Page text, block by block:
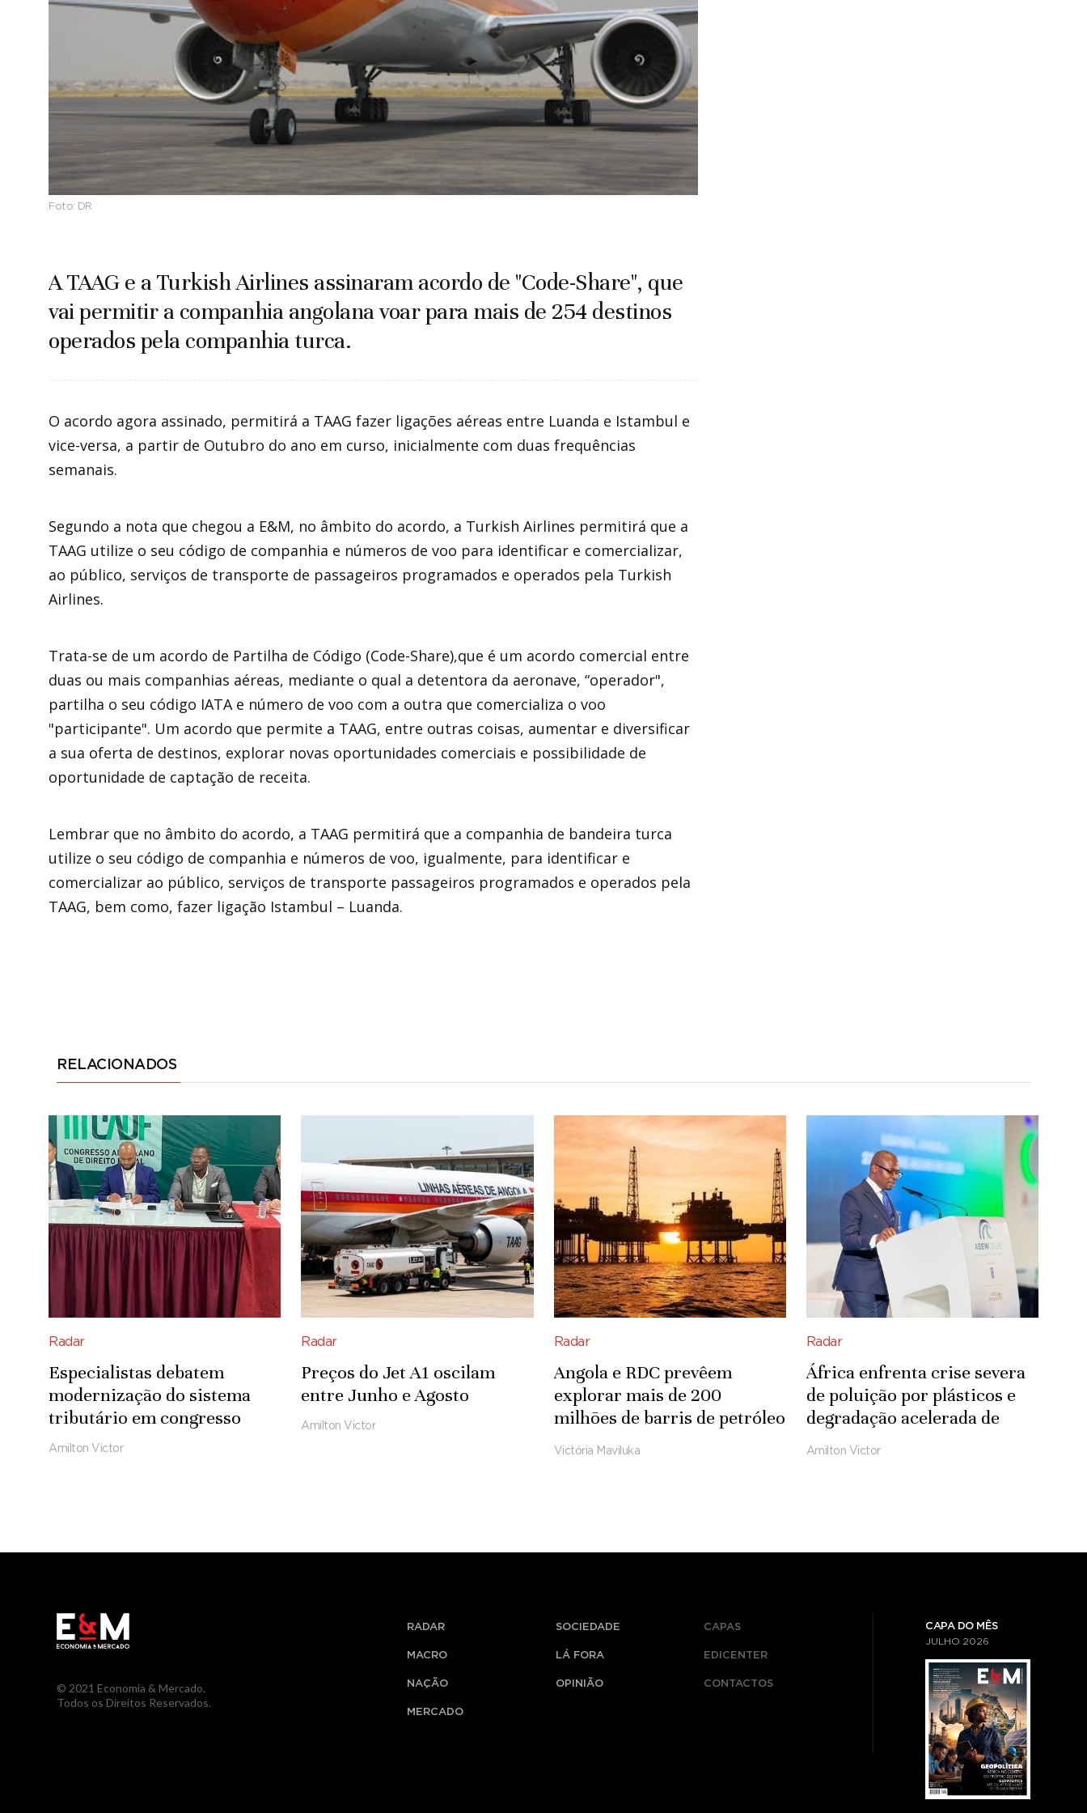
Foto: DR
A TAAG e a Turkish Airlines assinaram acordo de "Code-Share", que
vai permitir a companhia angolana voar para mais de 254 destinos
operados pela companhia turca.
O acordo agora assinado, permitirá a TAAG fazer ligações aéreas entre Luanda e Istambul e
vice-versa, a partir de Outubro do ano em curso, inicialmente com duas frequências
semanais.
Segundo a nota que chegou a E&M, no âmbito do acordo, a Turkish Airlines permitirá que a
TAAG utilize o seu código de companhia e números de voo para identificar e comercializar,
ao público, serviços de transporte de passageiros programados e operados pela Turkish
Airlines.
Trata-se de um acordo de Partilha de Código (Code-Share),que é um acordo comercial entre
duas ou mais companhias aéreas, mediante o qual a detentora da aeronave, “operador",
partilha o seu código IATA e número de voo com a outra que comercializa o voo
"participante". Um acordo que permite a TAAG, entre outras coisas, aumentar e diversificar
a sua oferta de destinos, explorar novas oportunidades comerciais e possibilidade de
oportunidade de captação de receita.
Lembrar que no âmbito do acordo, a TAAG permitirá que a companhia de bandeira turca
utilize o seu código de companhia e números de voo, igualmente, para identificar e
comercializar ao público, serviços de transporte passageiros programados e operados pela
TAAG, bem como, fazer ligação Istambul – Luanda.
RELACIONADOS
Radar
Especialistas debatem
modernização do sistema
tributário em congresso
Amilton Victor
Radar
Preços do Jet A1 oscilam
entre Junho e Agosto
Amilton Victor
Radar
Angola e RDC prevêem
explorar mais de 200
milhões de barris de petróleo
em concessão
Victória Maviluka
Radar
África enfrenta crise severa
de poluição por plásticos e
degradação acelerada de
ecossistemas
Amilton Victor
© 2021 Economia & Mercado.
Todos os Direitos Reservados.
RADAR
MACRO
NAÇÃO
MERCADO
SOCIEDADE
LÁ FORA
OPINIÃO
CAPAS
EDICENTER
CONTACTOS
CAPA DO MÊS
JULHO 2026